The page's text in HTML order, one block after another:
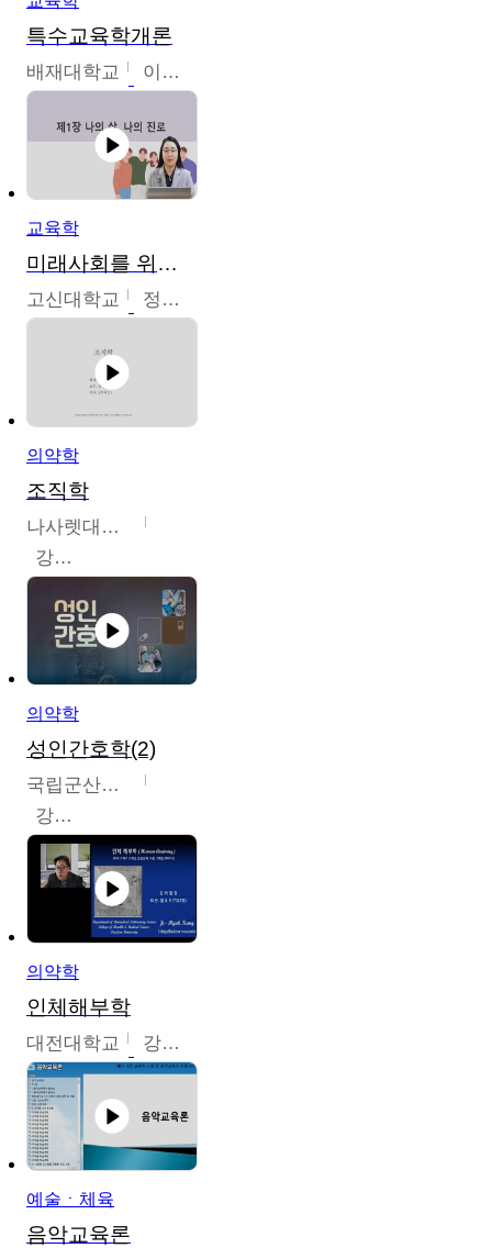
특수교육학개론
배재대학교 이현주
교육학
미래사회를 위한 진로 탐색 및 설계
고신대학교 정주영
의약학
조직학
나사렛대학교
강지언
의약학
성인간호학(2)
국립군산대학교
강경아
의약학
인체해부학
대전대학교 강지혁
예술ㆍ체육
음악교육론